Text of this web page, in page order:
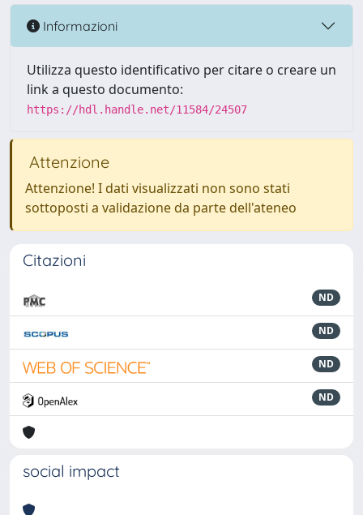
Informazioni
Utilizza questo identificativo per citare o creare un
link a questo documento:
https://hdl.handle.net/11584/24507
Attenzione
Attenzione! I dati visualizzati non sono stati
sottoposti a validazione da parte dell'ateneo
Citazioni
ND
ND
ND
ND
social impact